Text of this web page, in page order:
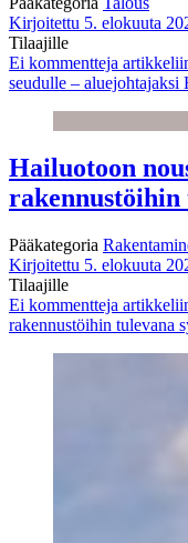
Kirjoitettu 5. elokuuta
Tilaajille
Ei kommentteja
seudulle – aluejohtajaksi
Hailuotoon
rakennustöihin
Pääkategoria
Kirjoitettu 5. elokuuta
Tilaajille
Ei kommentteja
rakennustöihin tulevana